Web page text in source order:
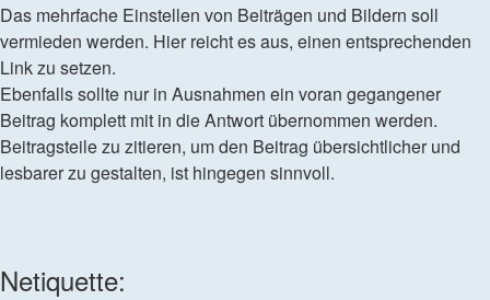
Das mehrfache Einstellen von Beiträgen und Bildern soll
vermieden werden. Hier reicht es aus, einen entsprechenden
Link zu setzen.
Ebenfalls sollte nur in Ausnahmen ein voran gegangener
Beitrag komplett mit in die Antwort übernommen werden.
Beitragsteile zu zitieren, um den Beitrag übersichtlicher und
lesbarer zu gestalten, ist hingegen sinnvoll.
Netiquette: